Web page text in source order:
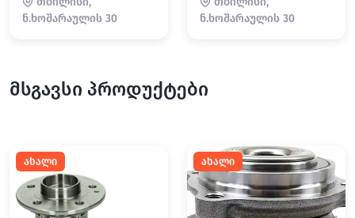
ნ.ხოშარაულის 30
ნ.ხოშარაულის 30
მსგავსი პროდუქტები
ახალი ახალი